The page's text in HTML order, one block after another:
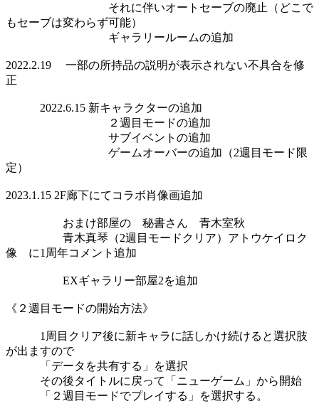
それに伴いオートセーブの廃止（どこで
もセーブは変わらず可能）
ギャラリールームの追加
2022.2.19 一部の所持品の説明が表示されない不具合を修
正
2022.6.15 新キャラクターの追加
２週目モードの追加
サブイベントの追加
ゲームオーバーの追加（2週目モード限
定）
2023.1.15 2F廊下にてコラボ肖像画追加
おまけ部屋の 秘書さん 青木室秋
青木真琴（2週目モードクリア）アトウケイロク
像 に1周年コメント追加
EXギャラリー部屋2を追加
《２週目モードの開始方法》
1周目クリア後に新キャラに話しかけ続けると選択肢
が出ますので
「データを共有する」を選択
その後タイトルに戻って「ニューゲーム」から開始
「２週目モードでプレイする」を選択する。